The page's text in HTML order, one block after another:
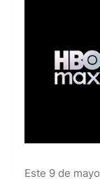
Este 9 de mayo